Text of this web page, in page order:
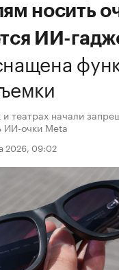
носить
ИИ-
театрах начали
ИИ-очки Meta
2026, 09:02